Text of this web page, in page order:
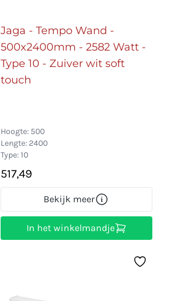
Jaga - Tempo Wand -
500x2400mm - 2582 Watt -
Type 10 - Zuiver wit soft
touch
Hoogte: 500
Lengte: 2400
Type: 10
517,49
Bekijk meer
In het winkelmandje